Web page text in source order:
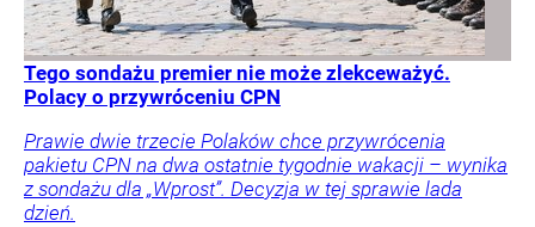
Tego sondażu premier nie może zlekceważyć.
Polacy o przywróceniu CPN
Prawie dwie trzecie Polaków chce przywrócenia
pakietu CPN na dwa ostatnie tygodnie wakacji – wynika
z sondażu dla „Wprost”. Decyzja w tej sprawie lada
dzień.